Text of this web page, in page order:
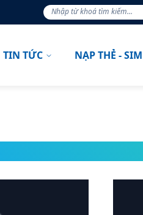
TIN TỨC NẠP THẺ -